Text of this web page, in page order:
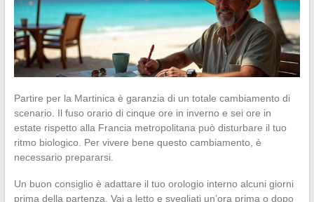
Partire per la Martinica è garanzia di un totale cambiamento di
scenario. Il fuso orario di cinque ore in inverno e sei ore in
estate rispetto alla Francia metropolitana può disturbare il tuo
ritmo biologico. Per vivere bene questo cambiamento, è
necessario prepararsi.
Un buon consiglio è adattare il tuo orologio interno alcuni giorni
prima della partenza. Vai a letto e svegliati un’ora prima o dopo